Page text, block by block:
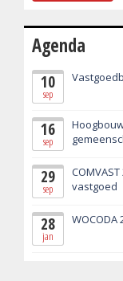
Agenda
10
sep
16
sep
29
sep
vastgoed
28
jan